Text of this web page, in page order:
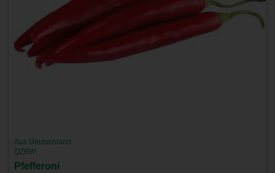
Aus Deutschland
QZBW
Pfefferoni